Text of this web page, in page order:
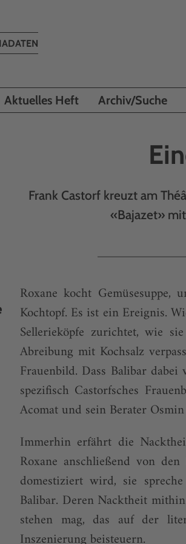
Aktuelles Heft Archiv/Suche
Frank Castorf kreuzt am
«Bajazet»
Roxane kocht Gemüsesuppe,
Kochtopf. Es ist ein Ereignis.
Sellerieköpfe zurichtet, wie
Abreibung mit Kochsalz
Frauenbild. Dass Balibar
spezifisch Castorfsches
Acomat und sein Berater
Immerhin erfährt die
Roxane anschließend von
domestiziert wird, sie
Balibar. Deren Nacktheit
stehen mag, das auf der
Inszenierung beisteuern.